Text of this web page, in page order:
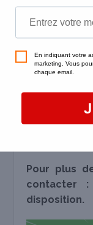
Par
d’un
notaire –
immobilière à
complet
vous
Pour plus
contacter
disposition.